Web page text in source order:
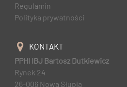
Regulamin
Polityka prywatności
KONTAKT
PPHI IBJ Bartosz Dutkiewicz
Rynek 24
26-006 Nowa Słupia